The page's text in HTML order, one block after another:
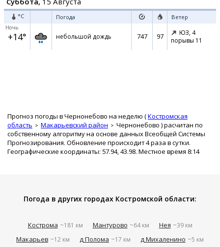
°C Погода Ветер
Ночь
+14° небольшой дождь 747 97 ЮЗ, 4
порывы 11
Прогноз погоды в Чернонебово на неделю (Костромская
область
Макарьевский район Чернонебово ) расчитан по
собственному алгоритму на основе данных Всеобщей Системы
Прогнозирования. Обновление происходит 4 раза в сутки.
Географические координаты: 57.94, 43.98. Местное время 8:14
Погода в других городах Костромской области:
Кострома ~181 км Мантурово ~64 км Нея ~39 км
Макарьев ~12 км д Полома ~17 км д Михаленино ~5 км